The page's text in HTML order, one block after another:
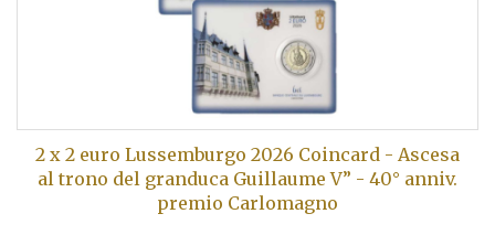
2 x 2 euro Lussemburgo 2026 Coincard - Ascesa
al trono del granduca Guillaume V” - 40° anniv.
premio Carlomagno